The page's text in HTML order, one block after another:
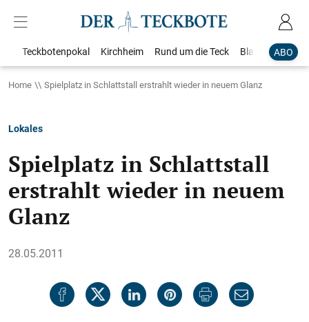
ABO
Teckbotenpokal Kirchheim Rund um die Teck Blaulicht
Home Spielplatz in Schlattstall erstrahlt wieder in neuem Glanz
Lokales
Spielplatz in Schlattstall
erstrahlt wieder in neuem
Glanz
28.05.2011